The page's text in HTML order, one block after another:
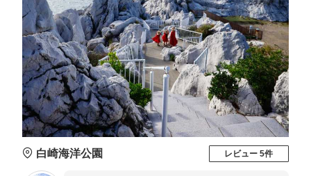
白崎海洋公園 レビュー 5件